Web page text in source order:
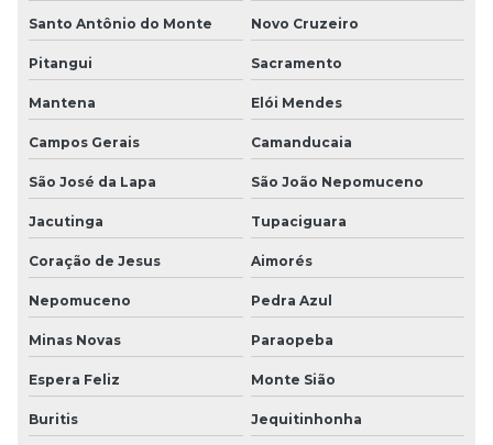
Santo Antônio do Monte Novo Cruzeiro
Pitangui Sacramento
Mantena Elói Mendes
Campos Gerais Camanducaia
São José da Lapa São João Nepomuceno
Jacutinga Tupaciguara
Coração de Jesus Aimorés
Nepomuceno Pedra Azul
Minas Novas Paraopeba
Espera Feliz Monte Sião
Buritis Jequitinhonha